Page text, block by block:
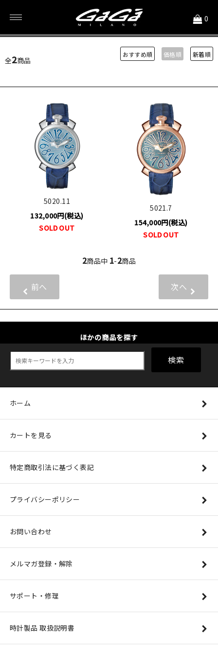
0
ケース径40mm
全2商品
おすすめ順 価格順 新着順
5020.11
132,000円(税込)
SOLD OUT
5021.7
154,000円(税込)
SOLD OUT
2商品中 1-2商品
前へ 次へ
ほかの商品を探す
検索
ホーム
カートを見る
特定商取引法に基づく表記
プライバシーポリシー
お問い合わせ
メルマガ登録・解除
サポート・修理
時計製品 取扱説明書